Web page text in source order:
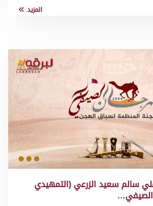
المزيد
علي سالم سعيد الزرعي (التمهيدي
الصيفي…